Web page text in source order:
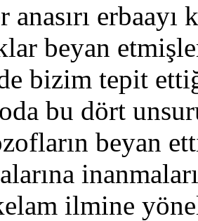
anasırı
beyan
bizim tepit
bu dört
beyan
ilmine